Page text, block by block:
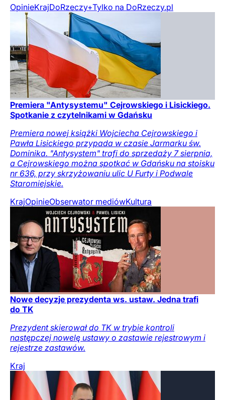
OpinieKrajDoRzeczy+Tylko na DoRzeczy.pl
Premiera "Antysystemu" Cejrowskiego i Lisickiego.
Spotkanie z czytelnikami w Gdańsku
Premiera nowej książki Wojciecha Cejrowskiego i
Pawła Lisickiego przypada w czasie Jarmarku św.
Dominika. "Antysystem" trafi do sprzedaży 7 sierpnia,
a Cejrowskiego można spotkać w Gdańsku na stoisku
nr 636, przy skrzyżowaniu ulic U Furty i Podwale
Staromiejskie.
KrajOpinieObserwator mediówKultura
Nowe decyzje prezydenta ws. ustaw. Jedna trafi
do TK
Prezydent skierował do TK w trybie kontroli
następczej nowelę ustawy o zastawie rejestrowym i
rejestrze zastawów.
Kraj